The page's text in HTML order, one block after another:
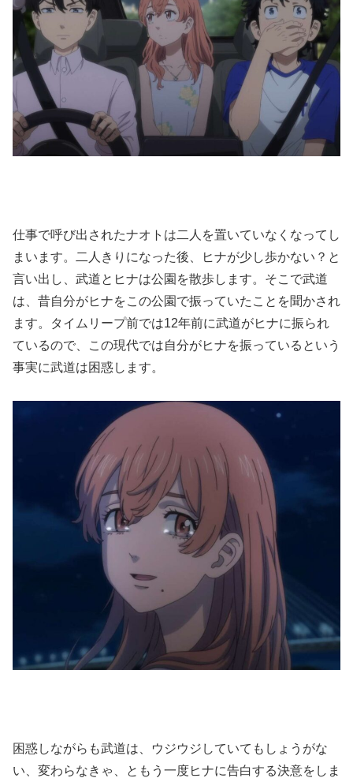
仕事で呼び出されたナオトは二人を置いていなくなってし
まいます。二人きりになった後、ヒナが少し歩かない？と
言い出し、武道とヒナは公園を散歩します。そこで武道
は、昔自分がヒナをこの公園で振っていたことを聞かされ
ます。タイムリープ前では12年前に武道がヒナに振られ
ているので、この現代では自分がヒナを振っているという
事実に武道は困惑します。
困惑しながらも武道は、ウジウジしていてもしょうがな
い、変わらなきゃ、ともう一度ヒナに告白する決意をしま